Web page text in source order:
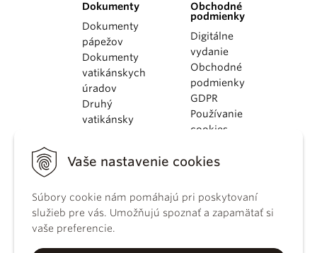
Vaše nastavenie cookies
Súbory cookie nám pomáhajú pri poskytovaní
služieb pre vás. Umožňujú spoznať a zapamätať si
vaše preferencie.
Dokumenty
Dokumenty
pápežov
Dokumenty
vatikánskych
úradov
Druhý
vatikánsky
KBS
kánonického
práva
Katechizmus
Obchodné
podmienky
Digitálne
vydanie
Obchodné
podmienky
GDPR
Používanie
cookies